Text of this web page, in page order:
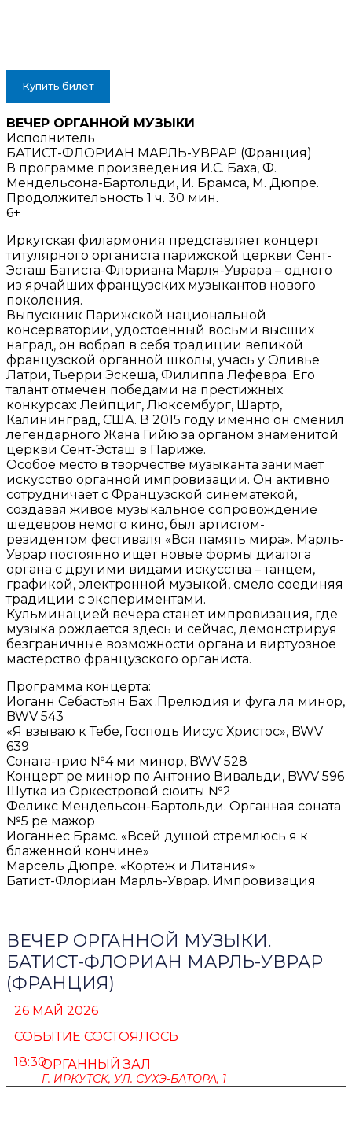
Купить билет
ВЕЧЕР ОРГАННОЙ МУЗЫКИ
Исполнитель
БАТИСТ-ФЛОРИАН МАРЛЬ-УВРАР (Франция)
В программе произведения И.С. Баха, Ф.
Мендельсона-Бартольди, И. Брамса, М. Дюпре.
Продолжительность 1 ч. 30 мин.
6+
Иркутская филармония представляет концерт
титулярного органиста парижской церкви Сент-
Эсташ Батиста-Флориана Марля-Уврара – одного
из ярчайших французских музыкантов нового
поколения.
Выпускник Парижской национальной
консерватории, удостоенный восьми высших
наград, он вобрал в себя традиции великой
французской органной школы, учась у Оливье
Латри, Тьерри Эскеша, Филиппа Лефевра. Его
талант отмечен победами на престижных
конкурсах: Лейпциг, Люксембург, Шартр,
Калининград, США. В 2015 году именно он сменил
легендарного Жана Гийю за органом знаменитой
церкви Сент-Эсташ в Париже.
Особое место в творчестве музыканта занимает
искусство органной импровизации. Он активно
сотрудничает с Французской синематекой,
создавая живое музыкальное сопровождение
шедевров немого кино, был артистом-
резидентом фестиваля «Вся память мира». Марль-
Уврар постоянно ищет новые формы диалога
органа с другими видами искусства – танцем,
графикой, электронной музыкой, смело соединяя
традиции с экспериментами.
Кульминацией вечера станет импровизация, где
музыка рождается здесь и сейчас, демонстрируя
безграничные возможности органа и виртуозное
мастерство французского органиста.
Программа концерта:
Иоганн Себастьян Бах .Прелюдия и фуга ля минор,
BWV 543
«Я взываю к Тебе, Господь Иисус Христос», BWV
639
Соната-трио №4 ми минор, BWV 528
Концерт ре минор по Антонио Вивальди, BWV 596
Шутка из Оркестровой сюиты №2
Феликс Мендельсон-Бартольди. Органная соната
№5 ре мажор
Иоганнес Брамс. «Всей душой стремлюсь я к
блаженной кончине»
Марсель Дюпре. «Кортеж и Литания»
Батист-Флориан Марль-Уврар. Импровизация
ВЕЧЕР ОРГАННОЙ МУЗЫКИ.
БАТИСТ-ФЛОРИАН МАРЛЬ-УВРАР
(ФРАНЦИЯ)
26 МАЙ 2026
СОБЫТИЕ СОСТОЯЛОСЬ
18:30ОРГАННЫЙ ЗАЛ
Г. ИРКУТСК, УЛ. СУХЭ-БАТОРА, 1